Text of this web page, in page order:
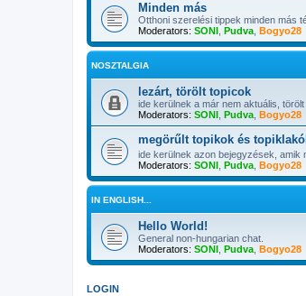
Minden más
Otthoni szerelési tippek minden más
Moderators: SONI Pudva Bogyo28
NOSZTALGIA
lezárt, törölt topicok
ide kerülnek a már nem aktuális,
Moderators: SONI Pudva Bogyo28
megörűlt topikok és
ide kerülnek azon bejegyzések,
Moderators: SONI Pudva Bogyo28
IN ENGLISH...
Hello World!
General non-hungarian chat.
Moderators: SONI Pudva Bogyo28
LOGIN